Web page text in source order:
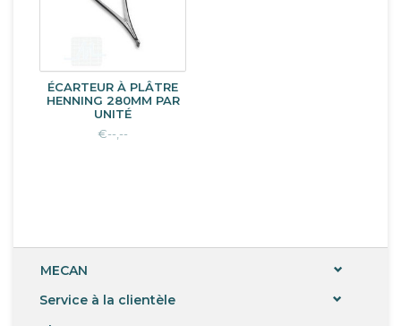
ÉCARTEUR À PLÂTRE
HENNING 280MM PAR
UNITÉ
€--,--
MECAN
Service à la clientèle